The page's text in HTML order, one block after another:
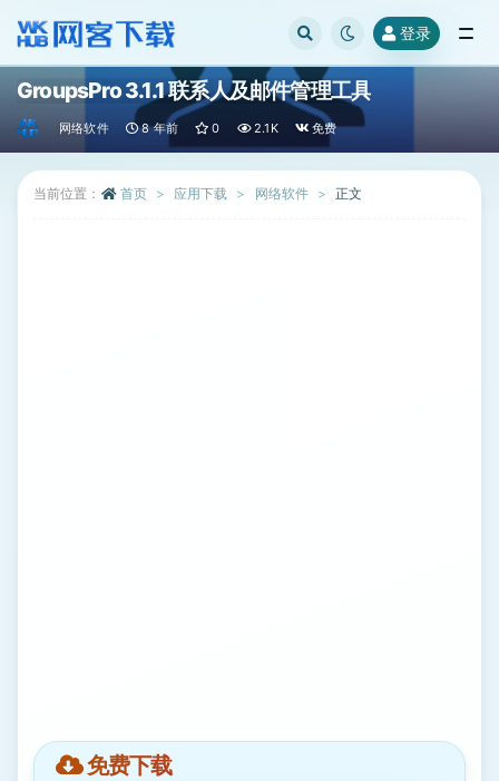
登录
GroupsPro 3.1.1 联系人及邮件管理工具
网络软件 8 年前 0 2.1K 免费
当前位置： 首页 应用下载 网络软件 正文
免费下载
全部